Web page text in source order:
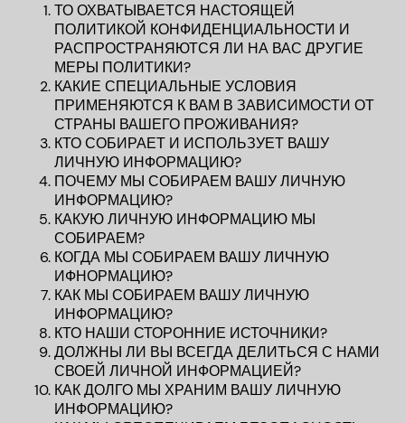
ТО ОХВАТЫВАЕТСЯ НАСТОЯЩЕЙ
ПОЛИТИКОЙ КОНФИДЕНЦИАЛЬНОСТИ И
РАСПРОСТРАНЯЮТСЯ ЛИ НА ВАС ДРУГИЕ
МЕРЫ ПОЛИТИКИ?
КАКИЕ СПЕЦИАЛЬНЫЕ УСЛОВИЯ
ПРИМЕНЯЮТСЯ К ВАМ В ЗАВИСИМОСТИ ОТ
СТРАНЫ ВАШЕГО ПРОЖИВАНИЯ?
КТО СОБИРАЕТ И ИСПОЛЬЗУЕТ ВАШУ
ЛИЧНУЮ ИНФОРМАЦИЮ?
ПОЧЕМУ МЫ СОБИРАЕМ ВАШУ ЛИЧНУЮ
ИНФОРМАЦИЮ?
КАКУЮ ЛИЧНУЮ ИНФОРМАЦИЮ МЫ
СОБИРАЕМ?
КОГДА МЫ СОБИРАЕМ ВАШУ ЛИЧНУЮ
ИФНОРМАЦИЮ?
КАК МЫ СОБИРАЕМ ВАШУ ЛИЧНУЮ
ИНФОРМАЦИЮ?
КТО НАШИ СТОРОННИЕ ИСТОЧНИКИ?
ДОЛЖНЫ ЛИ ВЫ ВСЕГДА ДЕЛИТЬСЯ С НАМИ
СВОЕЙ ЛИЧНОЙ ИНФОРМАЦИЕЙ?
КАК ДОЛГО МЫ ХРАНИМ ВАШУ ЛИЧНУЮ
ИНФОРМАЦИЮ?